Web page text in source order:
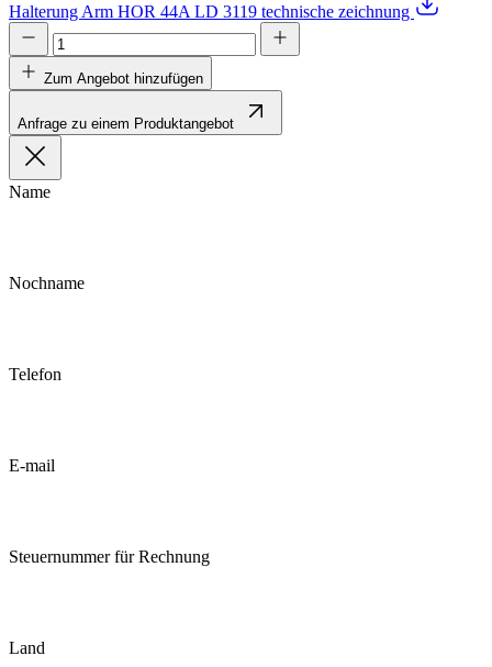
Halterung Arm HOR 44A LD 3119 technische zeichnung
Zum Angebot hinzufügen
Anfrage zu einem Produktangebot
Name
Nochname
Telefon
E-mail
Steuernummer für Rechnung
Land